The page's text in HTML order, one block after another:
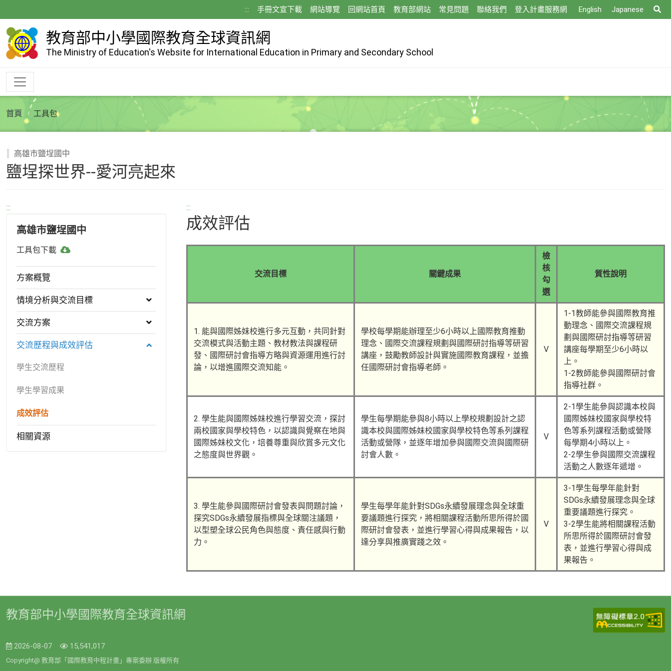
到
主
內
::: 手冊文宣下載 網站導覽 回網站首頁 教育部網站 常見問題 聯絡我們 登入計畫服務網 English Japanese
尋
教育部中小學國際教育全球資訊網
The Ministry of Education's Website for International Education in Primary and Secondary School
首頁 工具包
高雄市鹽埕國中
鹽埕探世界--愛河亮起來
:::
高雄市鹽埕國中
工具包下載
工
載
方案概覽
情境分析與交流目標
交流方案
交流歷程與成效評估
學生交流歷程
學生學習成果
成效評估
相關資源
:::
成效評估
交流目標 關鍵成果
檢
核
勾
選
質性說明
1. 能與國際姊妹校進行多元互動，共同針對
交流模式與活動主題、教材教法與課程研
發、國際研討會指導方略與資源運用進行討
論，以增進國際交流知能。
學校每學期能辦理至少6小時以上國際教育推動
理念、國際交流課程規劃與國際研討指導等研習
講座，鼓勵教師設計與實施國際教育課程，並擔
任國際研討會指導老師。
V
1-1教師能參與國際教育推
動理念、國際交流課程規
劃與國際研討指導等研習
講座每學期至少6小時以
上。
1-2教師能參與國際研討會
指導社群。
2. 學生能與國際姊妹校進行學習交流，探討
兩校國家與學校特色，以認識與覺察在地與
國際姊妹校文化，培養尊重與欣賞多元文化
之態度與世界觀。
學生每學期能參與8小時以上學校規劃設計之認
識本校與國際姊妹校國家與學校特色等系列課程
活動或營隊，並逐年增加參與國際交流與國際研
討會人數。
V
2-1學生能參與認識本校與
國際姊妹校國家與學校特
色等系列課程活動或營隊
每學期4小時以上。
2-2學生參與國際交流課程
活動之人數逐年遞增。
3. 學生能參與國際研討會發表與問題討論，
探究SDGs永續發展指標與全球關注議題，
以型塑全球公民角色與態度、責任感與行動
力。
學生每學年能針對SDGs永續發展理念與全球重
要議題進行探究，將相關課程活動所思所得於國
際研討會發表，並進行學習心得與成果報告，以
達分享與推廣實踐之效。
V
3-1學生每學年能針對
SDGs永續發展理念與全球
重要議題進行探究。
3-2學生能將相關課程活動
所思所得於國際研討會發
表，並進行學習心得與成
果報告。
教育部中小學國際教育全球資訊網
2026-08-07 15,541,017
Copyright@ 教育部「國際教育中程計畫」專案委辦 版權所有